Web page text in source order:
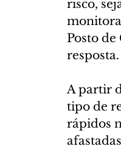
risco,
Posto
resposta.
A partir
tipo de
rápidos